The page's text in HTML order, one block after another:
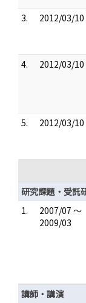
3.
2012/03/10
4.
2012/03/10
5.
2012/03/10
研究課題・受託
1.
2007/07 ～
2009/03
講師・講演